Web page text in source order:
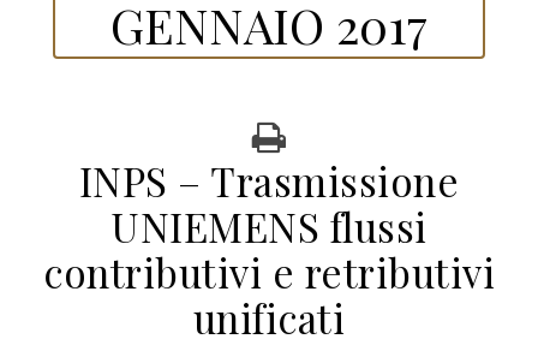
GENNAIO 2017
INPS – Trasmissione
UNIEMENS flussi
contributivi e retributivi
unificati